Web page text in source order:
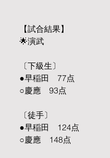
【試合結果】
🌟演武
〔下級生〕
●早稲田　77点
○慶應　93点
〔徒手〕
●早稲田　124点
○慶應　148点